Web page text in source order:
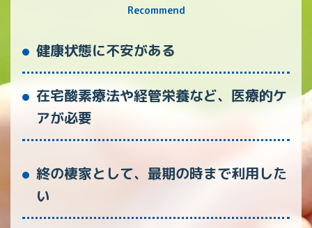
Recommend
健康状態に不安がある
在宅酸素療法や経管栄養など、医療的ケ
アが必要
終の棲家として、最期の時まで利用した
い